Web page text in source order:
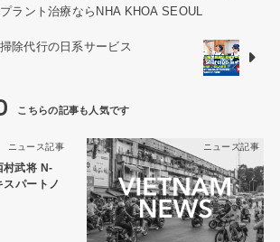
ラント治療ならNHA KHOA SEOUL
除代行の日系サービス
ニュース記事
村武将 N-
パートノ
ニュース記事